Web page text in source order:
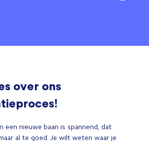
over ons
een nieuwe baan is spannend, dat
al te goed. Je wilt weten waar je